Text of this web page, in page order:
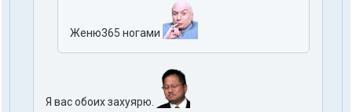
Женю365 ногами
Я вас обоих захуярю.